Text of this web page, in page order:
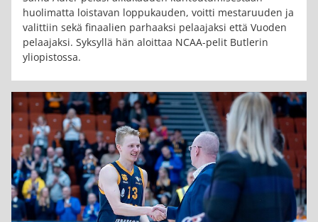
huolimatta loistavan loppukauden, voitti mestaruuden ja
valittiin sekä finaalien parhaaksi pelaajaksi että Vuoden
pelaajaksi. Syksyllä hän aloittaa NCAA-pelit Butlerin
yliopistossa.